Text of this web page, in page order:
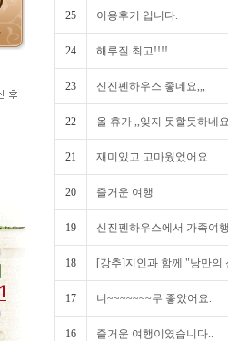
25 이용후기 입니다.
24 해루질 최고!!!!
23 신진펜하우스 좋네요,,,
22 올 휴가 ,,잊지 못할듯하네
21 재미있고 고마웠었어요
20 즐거운 여행
19 신진펜하우스에서 가족여
18 [강추]지인과 함께 "낭만의
17 너~~~~~~~무 좋았어요.
16 즐거운 여행이였습니다..